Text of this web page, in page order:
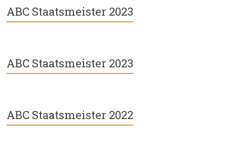
ABC Staatsmeister 2023
ABC Staatsmeister 2023
ABC Staatsmeister 2022